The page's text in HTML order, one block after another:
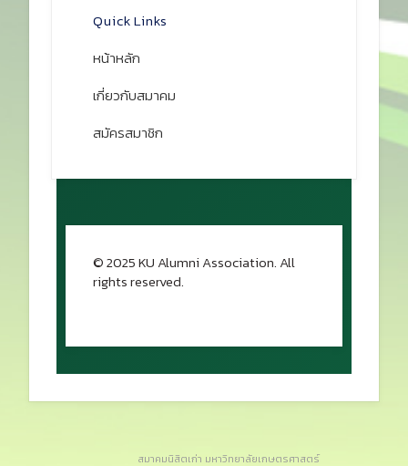
Quick Links
หน้าหลัก
เกี่ยวกับสมาคม
สมัครสมาชิก
© 2025 KU Alumni Association. All
rights reserved.
สมาคมนิสิตเก่า มหาวิทยาลัยเกษตรศาสตร์